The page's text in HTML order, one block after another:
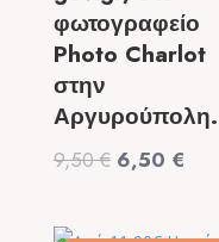
φωτογραφείο
Photo Charlot
στην
Αργυρούπολη.
9,50€ Original
6,50 €